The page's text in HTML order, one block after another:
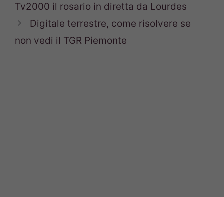
Tv2000 il rosario in diretta da Lourdes
Digitale terrestre, come risolvere se
non vedi il TGR Piemonte